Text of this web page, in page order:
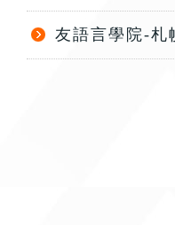
友語言學院-札